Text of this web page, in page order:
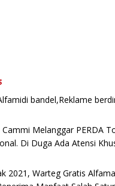
bandel,Reklame
Cammi Melanggar PERDA
Di Duga Ada Atensi
2021, Warteg Gratis